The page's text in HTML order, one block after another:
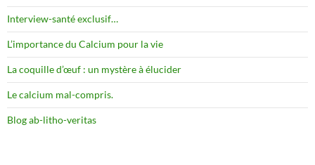
Interview-santé exclusif…
L’importance du Calcium pour la vie
La coquille d’œuf : un mystère à élucider
Le calcium mal-compris.
Blog ab-litho-veritas